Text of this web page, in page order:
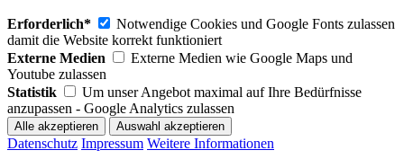
Erforderlich*
Notwendige Cookies und Google Fonts zulassen
damit die Website korrekt funktioniert
Externe Medien
Externe Medien wie Google Maps und
Youtube zulassen
Statistik
Um unser Angebot maximal auf Ihre Bedürfnisse
anzupassen - Google Analytics zulassen
Datenschutz Impressum Weitere Informationen